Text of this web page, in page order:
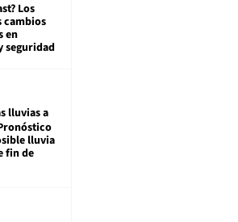
Los
cambios
en
seguridad
lluvias a
lluvia
fin de